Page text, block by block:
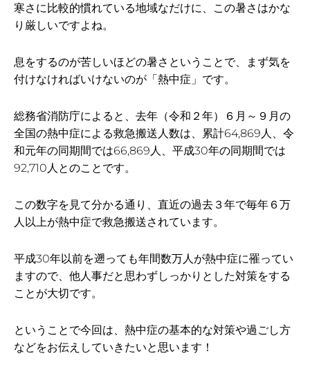
寒さに比較的慣れている地域なだけに、この暑さはかな
り厳しいですよね。
息をするのが苦しいほどの暑さということで、まず気を
付けなければいけないのが「熱中症」です。
総務省消防庁によると、去年（令和２年）６月～９月の
全国の熱中症による救急搬送人数は、累計64,869人、令
和元年の同期間では66,869人、平成30年の同期間では
92,710人とのことです。
この数字を見て分かる通り、直近の過去３年で毎年６万
人以上が熱中症で救急搬送されています。
平成30年以前を遡っても年間数万人が熱中症に罹ってい
ますので、他人事だと思わずしっかりとした対策をする
ことが大切です。
ということで今回は、熱中症の基本的な対策や過ごし方
などをお伝えしていきたいと思います！